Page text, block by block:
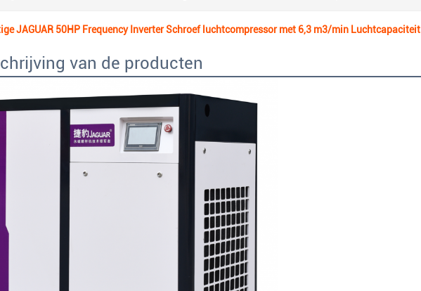
JAGUAR 50HP Frequency Inverter Schroef luchtcompressor met 6,3 m3/min Luchtcapaciteit
van de producten